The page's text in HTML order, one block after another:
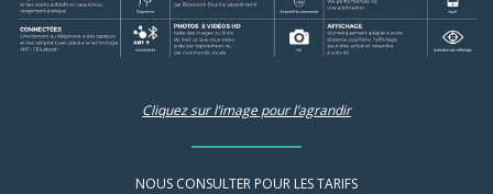
Cliquez sur l’image pour l’agrandir
NOUS CONSULTER POUR LES TARIFS